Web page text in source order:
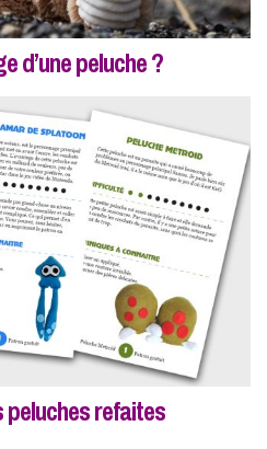
d’une peluche ?
refaites